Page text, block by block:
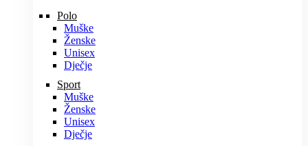
Polo
Muške
Ženske
Unisex
Dječje
Sport
Muške
Ženske
Unisex
Dječje